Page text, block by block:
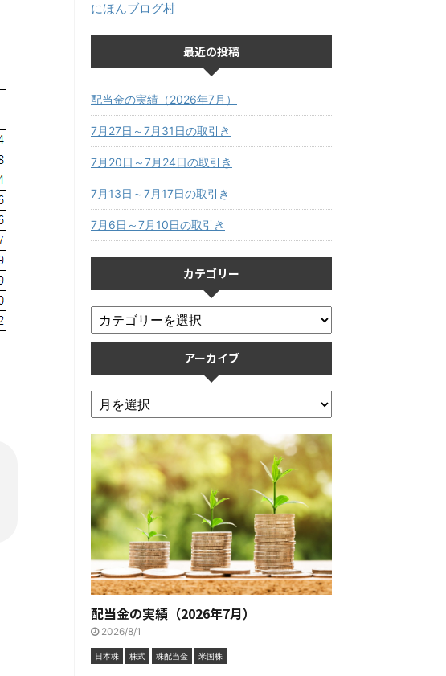
にほんブログ村
最近の投稿
配当金の実績（2026年7月）
7月27日～7月31日の取引き
7月20日～7月24日の取引き
7月13日～7月17日の取引き
7月6日～7月10日の取引き
カテゴリー
アーカイブ
配当金の実績（2026年7月）
2026/8/1
日本株 株式 株配当金 米国株